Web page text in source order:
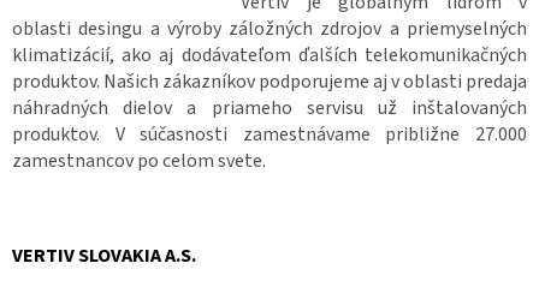
oblasti desingu a výroby záložných zdrojov a priemyselných
klimatizácií, ako aj dodávateľom ďalších telekomunikačných
produktov. Našich zákazníkov podporujeme aj v oblasti predaja
náhradných dielov a priameho servisu už inštalovaných
produktov. V súčasnosti zamestnávame približne 27.000
zamestnancov po celom svete.
VERTIV SLOVAKIA A.S.